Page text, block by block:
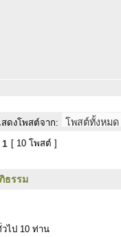
ดงโพสต์จาก:
1 [ 10 โพสต์ ]
ธรรม
ไป 10 ท่าน